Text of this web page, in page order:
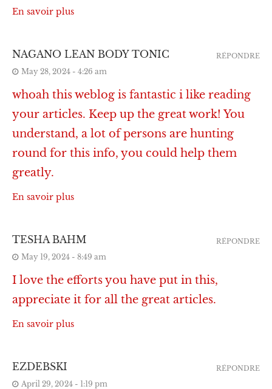
En savoir plus
NAGANO LEAN BODY TONIC
May 28, 2024 - 4:26 am
whoah this weblog is fantastic i like reading
your articles. Keep up the great work! You
understand, a lot of persons are hunting
round for this info, you could help them
greatly.
En savoir plus
RÉPONDRE
TESHA BAHM
May 19, 2024 - 8:49 am
I love the efforts you have put in this,
appreciate it for all the great articles.
En savoir plus
RÉPONDRE
EZDEBSKI
April 29, 2024 - 1:19 pm
RÉPONDRE